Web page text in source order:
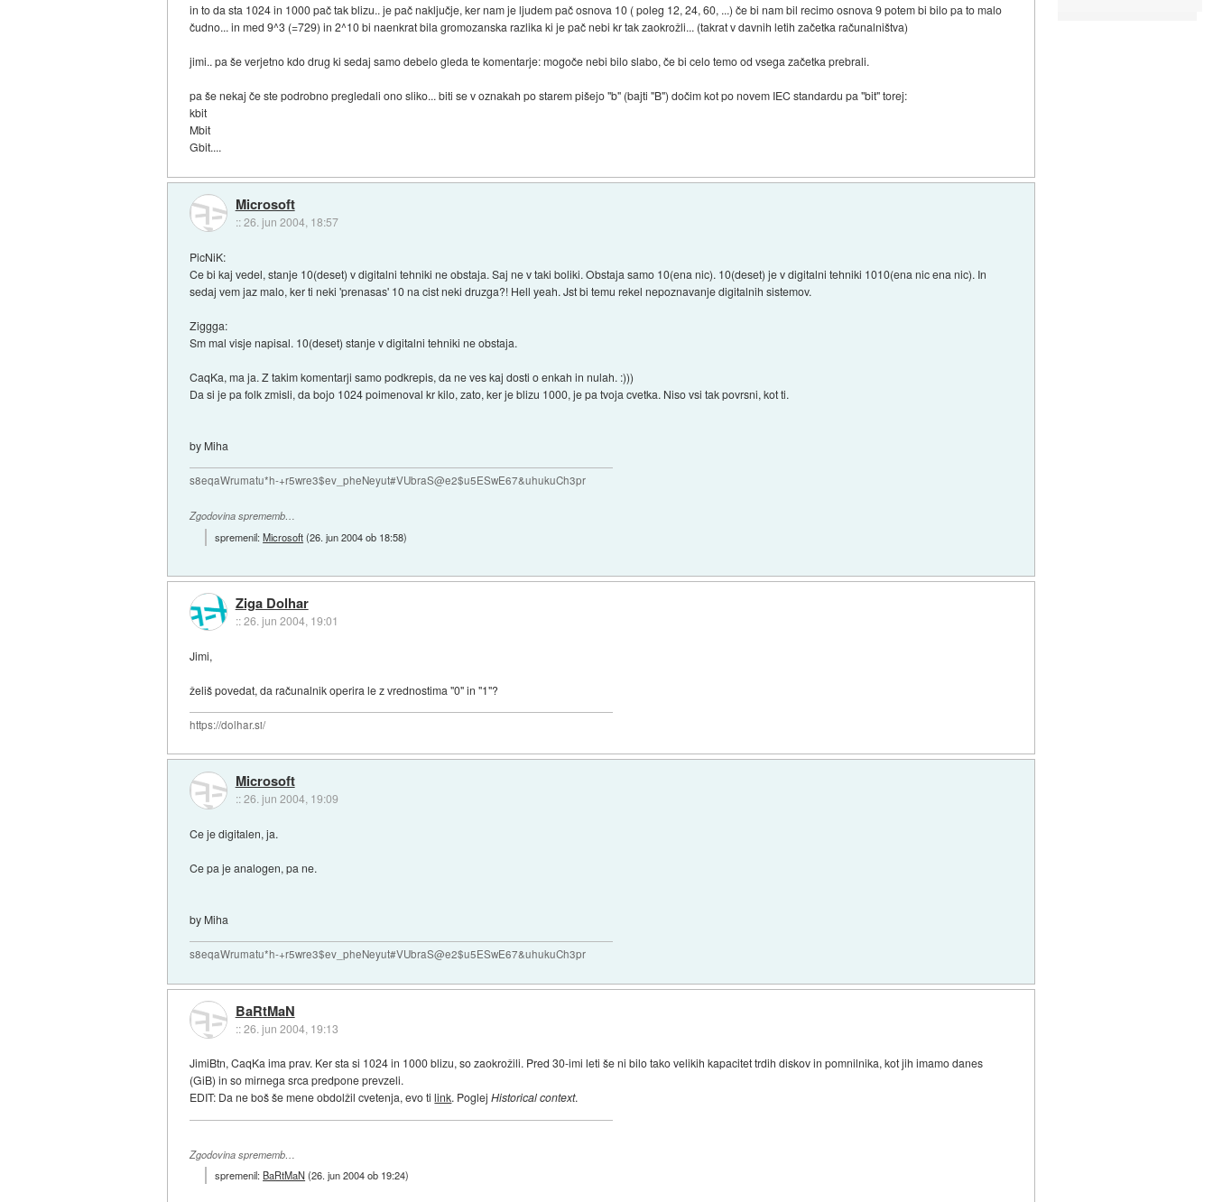
in to da sta 1024 in 1000 pač tak blizu.. je pač naključje, ker nam je ljudem pač osnova 10 ( poleg 12, 24, 60, ...) če bi nam bil recimo osnova 9 potem bi bilo pa to malo
čudno... in med 9^3 (=729) in 2^10 bi naenkrat bila gromozanska razlika ki je pač nebi kr tak zaokrožli... (takrat v davnih letih začetka računalništva)
jimi.. pa še verjetno kdo drug ki sedaj samo debelo gleda te komentarje: mogoče nebi bilo slabo, če bi celo temo od vsega začetka prebrali.
pa še nekaj če ste podrobno pregledali ono sliko... biti se v oznakah po starem pišejo "b" (bajti "B") dočim kot po novem IEC standardu pa "bit" torej:
kbit
Mbit
Gbit....
Microsoft
::26. jun 2004, 18:57
PicNiK:
Ce bi kaj vedel, stanje 10(deset) v digitalni tehniki ne obstaja. Saj ne v taki boliki. Obstaja samo 10(ena nic). 10(deset) je v digitalni tehniki 1010(ena nic ena nic). In
sedaj vem jaz malo, ker ti neki 'prenasas' 10 na cist neki druzga?! Hell yeah. Jst bi temu rekel nepoznavanje digitalnih sistemov.
Ziggga:
Sm mal visje napisal. 10(deset) stanje v digitalni tehniki ne obstaja.
CaqKa, ma ja. Z takim komentarji samo podkrepis, da ne ves kaj dosti o enkah in nulah. :)))
Da si je pa folk zmisli, da bojo 1024 poimenoval kr kilo, zato, ker je blizu 1000, je pa tvoja cvetka. Niso vsi tak povrsni, kot ti.
by Miha
s8eqaWrumatu*h-+r5wre3$ev_pheNeyut#VUbraS@e2$u5ESwE67&uhukuCh3pr
Zgodovina sprememb…
spremenil:Microsoft(26. jun 2004 ob 18:58)
Ziga Dolhar
::26. jun 2004, 19:01
Jimi,
želiš povedat, da računalnik operira le z vrednostima "0" in "1"?
https://dolhar.si/
Microsoft
::26. jun 2004, 19:09
Ce je digitalen, ja.
Ce pa je analogen, pa ne.
by Miha
s8eqaWrumatu*h-+r5wre3$ev_pheNeyut#VUbraS@e2$u5ESwE67&uhukuCh3pr
BaRtMaN
::26. jun 2004, 19:13
JimiBtn, CaqKa ima prav. Ker sta si 1024 in 1000 blizu, so zaokrožili. Pred 30-imi leti še ni bilo tako velikih kapacitet trdih diskov in pomnilnika, kot jih imamo danes
(GiB) in so mirnega srca predpone prevzeli.
EDIT: Da ne boš še mene obdolžil cvetenja, evo tilink. PoglejHistorical context.
Zgodovina sprememb…
spremenil:BaRtMaN(26. jun 2004 ob 19:24)